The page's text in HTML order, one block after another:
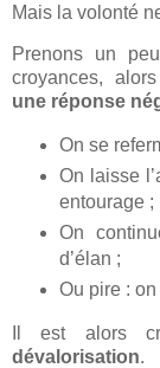
Mais la volonté
Prenons un
croyances,
une réponse
On se
On laisse
entourage ;
On
d’élan ;
Ou pire :
Il est alors
dévalorisation.